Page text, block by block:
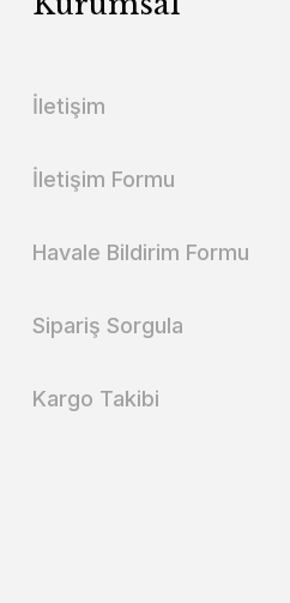
İletişim
İletişim Formu
Havale Bildirim Formu
Sipariş Sorgula
Kargo Takibi